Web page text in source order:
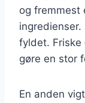
og fremmest
fyldet. Friske
gøre en stor
En anden